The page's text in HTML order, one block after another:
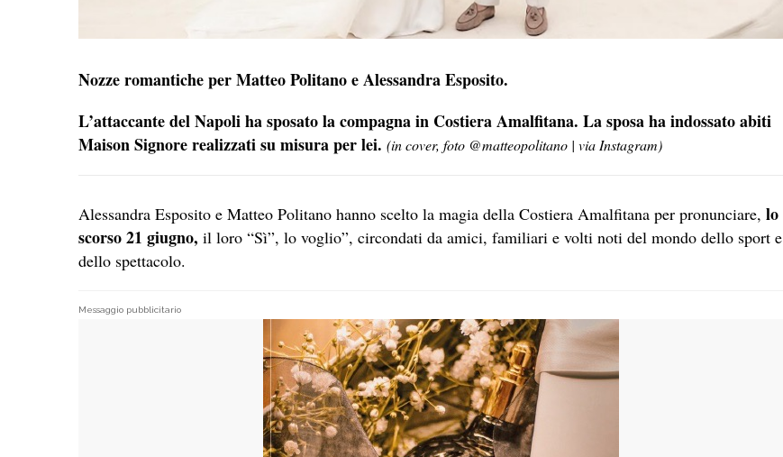
Nozze romantiche per Matteo Politano e Alessandra Esposito.
L’attaccante del Napoli ha sposato la compagna in Costiera Amalfitana. La sposa ha indossato abiti
Maison Signore realizzati su misura per lei. (in cover, foto @matteopolitano | via Instagram)
Alessandra Esposito e Matteo Politano hanno scelto la magia della Costiera Amalfitana per pronunciare, lo
scorso 21 giugno, il loro “Sì”, lo voglio”, circondati da amici, familiari e volti noti del mondo dello sport e
dello spettacolo.
Messaggio pubblicitario